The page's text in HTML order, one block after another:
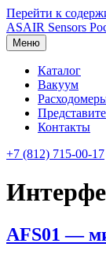
Перейти к
ASAIR Sensors
Меню
Каталог
Вакуум
Контакты
+7 (812) 715-00-17
AFS01 —